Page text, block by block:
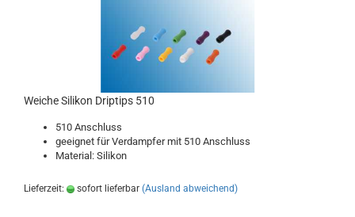
Weiche Silikon Driptips 510
510 Anschluss
geeignet für Verdampfer mit 510 Anschluss
Material: Silikon
Lieferzeit: sofort lieferbar (Ausland abweichend)